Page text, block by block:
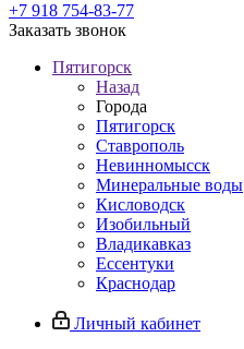
+7 918 754-83-77
Заказать звонок
Пятигорск
Назад
Города
Пятигорск
Ставрополь
Невинномысск
Минеральные воды
Кисловодск
Изобильный
Владикавказ
Ессентуки
Краснодар
Личный кабинет